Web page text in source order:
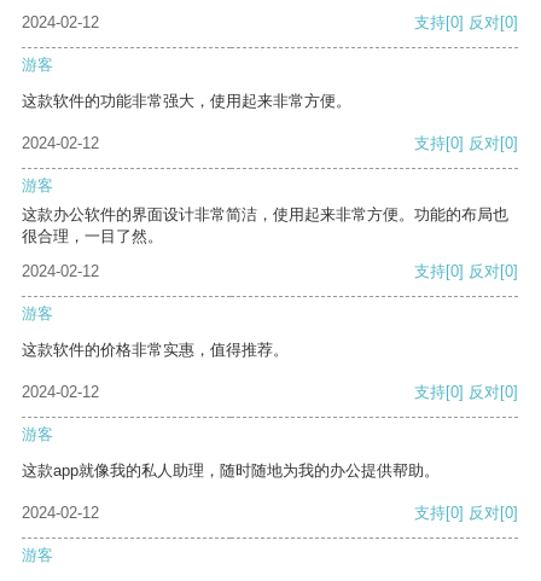
2024-02-12
支持[0] 反对[0]
游客
这款软件的功能非常强大，使用起来非常方便。
2024-02-12 支持[0] 反对[0]
游客
这款办公软件的界面设计非常简洁，使用起来非常方便。功能的布局也
很合理，一目了然。
2024-02-12
支持[0] 反对[0]
游客
这款软件的价格非常实惠，值得推荐。
2024-02-12 支持[0] 反对[0]
游客
这款app就像我的私人助理，随时随地为我的办公提供帮助。
2024-02-12 支持[0] 反对[0]
游客